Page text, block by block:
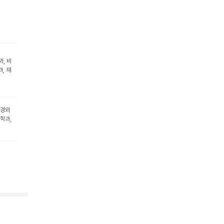
, 비
, 재
외
과,